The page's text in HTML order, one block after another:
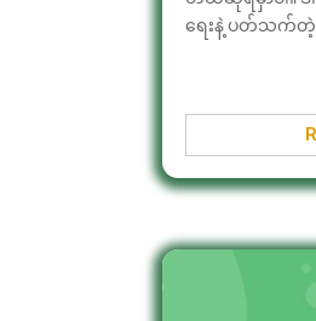
ရေးနဲ့ ပတ်သက်တဲ့